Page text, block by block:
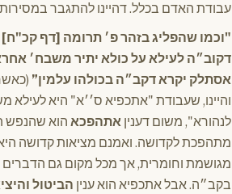
עבודת האדם בכלל. דהיינו להתגבר
"וכמו שהפליג בזהר פ׳ תרומה [דף
דקוב״ה לעילא על כולא יתיר משבח׳
אסתלק יקרא דקב״ה בכולהו עלמין”
והיינו, שעבודת "אתכפיא ס׳׳א" היא
לנהורא", משום דענין אתהפכא הוא שהנפש
מתהפכת לקדושה. ואמנם מציאות קדושה
מגושמת וחומרית, אך מכל מקום גם
בקב״ה. אבל אתכפיא הוא ענין הביטול